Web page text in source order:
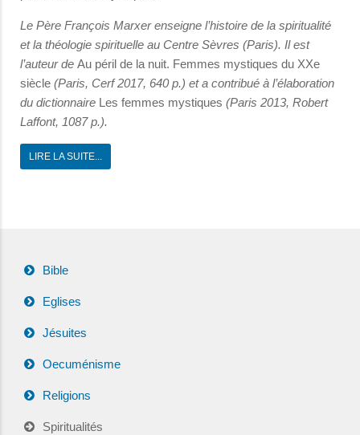
Le Père François Marxer enseigne l’histoire de la spiritualité
et la théologie spirituelle au Centre Sèvres (Paris). Il est
l’auteur de Au péril de la nuit. Femmes mystiques du XXe
siècle (Paris, Cerf 2017, 640 p.) et a contribué à l’élaboration
du dictionnaire Les femmes mystiques (Paris 2013, Robert
Laffont, 1087 p.).
LIRE LA SUITE...
Bible
Eglises
Jésuites
Oecuménisme
Religions
Spiritualités